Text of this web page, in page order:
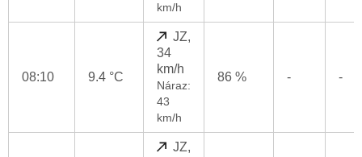
km/h
08:10 9.4 °C
JZ,
34
km/h
Náraz:
43
km/h
86 % - -
JZ,